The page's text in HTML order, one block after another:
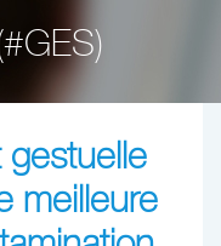
meilleure